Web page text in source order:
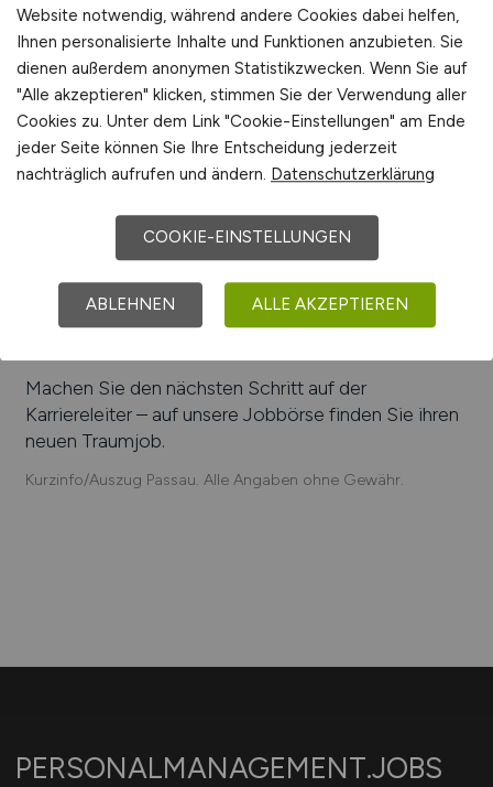
Informationstechnologie, Dienstleistungen
Beliebte Arbeitgeber inPassau, die attraktive
Jobangebote bieten:mymuesli GmbH, Berger
Holding GmbH, MSG Systems AG,
PHARMATECHNIK GmbH & Co. KG, Eterna Mode
GmbH, Simon Protec Systems GmbH, Micro-
Epsilon Messtechnik GmbH & Co. KG, Klinikum
Passau, Innowerk-IT GmbH
Einfach online aktuelle Stellenangebote in
und Umgebung suchen. Informieren Sie sich auf
unserem Stellenmarkt über Jobangebote und
Karriereperspektiven in Passau.
Machen Sie den nächsten Schritt auf der
Karriereleiter – auf unsere Jobbörse finden Sie ihren
neuen Traumjob.
Kurzinfo/Auszug Passau. Alle Angaben ohne Gewähr.
PERSONALMANAGEMENT.JOBS
Website notwendig, während andere Cookies dabei helfen,
Ihnen personalisierte Inhalte und Funktionen anzubieten. Sie
dienen außerdem anonymen Statistikzwecken. Wenn Sie auf
"Alle akzeptieren" klicken, stimmen Sie der Verwendung aller
Cookies zu. Unter dem Link "Cookie-Einstellungen" am Ende
jeder Seite können Sie Ihre Entscheidung jederzeit
nachträglich aufrufen und ändern. Datenschutzerklärung
COOKIE-EINSTELLUNGEN
ABLEHNEN ALLE AKZEPTIEREN